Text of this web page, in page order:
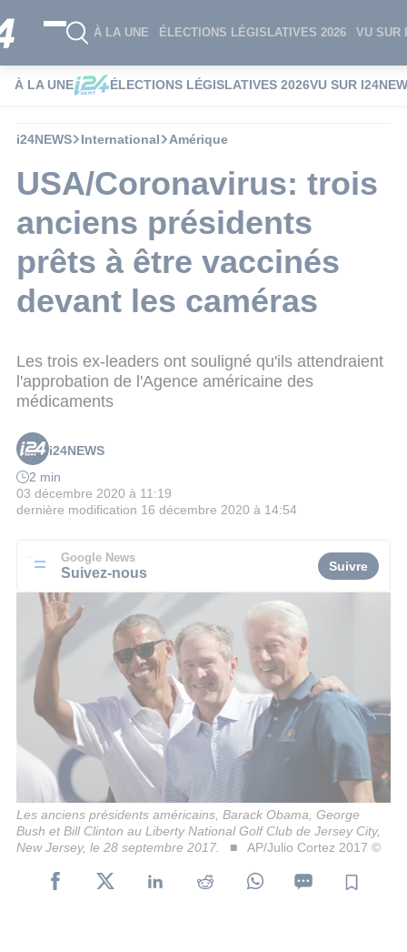
À LA UNE ÉLECTIONS LÉGISLATIVES 2026 VU SUR
À LA UNE ÉLECTIONS LÉGISLATIVES 2026VU SUR
i24NEWS International Amérique
USA/Coronavirus: trois
anciens présidents
prêts à être vaccinés
devant les caméras
Les trois ex-leaders ont souligné qu'ils attendraient
l'approbation de l'Agence américaine des
médicaments
i24NEWS
2 min
03 décembre 2020 à 11:19
dernière modification 16 décembre 2020 à 14:54
Google News
Suivez-nous Suivre
Les anciens présidents américains, Barack Obama, George
Bush et Bill Clinton au Liberty National Golf Club de Jersey City,
New Jersey, le 28 septembre 2017.
AP/Julio Cortez 2017 ©